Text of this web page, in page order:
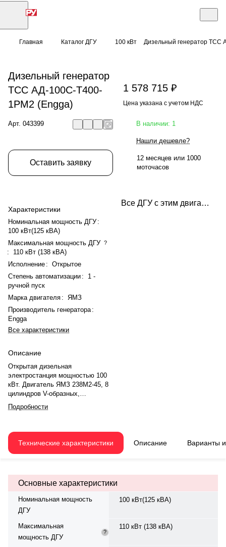
Главная Каталог ДГУ 100 кВт Дизельный генератор ТСС
Дизельный генератор
ТСС АД-100С-Т400-
1РМ2 (Engga)
Арт. 043399
Оставить заявку
Характеристики
Номинальная мощность ДГУ :
100 кВт(125 кВА)
Максимальная мощность ДГУ ?
:
110 кВт (138 кВА)
Исполнение : Открытое
Степень автоматизации :
1 -
ручной пуск
Марка двигателя :
ЯМЗ
Производитель генератора :
Engga
Все характеристики
Описание
Открытая дизельная
электростанция мощностью 100
кВт. Двигатель ЯМЗ 238М2-45, 8
цилиндров V-образных,
атмосферный, механический
регулятор. Генератор Engga
расход 31.4 л/ч. Вес 2095 кг,
габариты 2378×1200×1650 мм.
Подробности
1 578 715 ₽
Цена указана с учетом НДС
В наличии: 1
Нашли дешевле?
12 месяцев или 1000
моточасов
Все ДГУ с этим двигателем
Технические характеристики Описание Варианты
Основные характеристики
Номинальная мощность
ДГУ
100 кВт(125 кВА)
Максимальная
мощность ДГУ
?
110 кВт (138 кВА)